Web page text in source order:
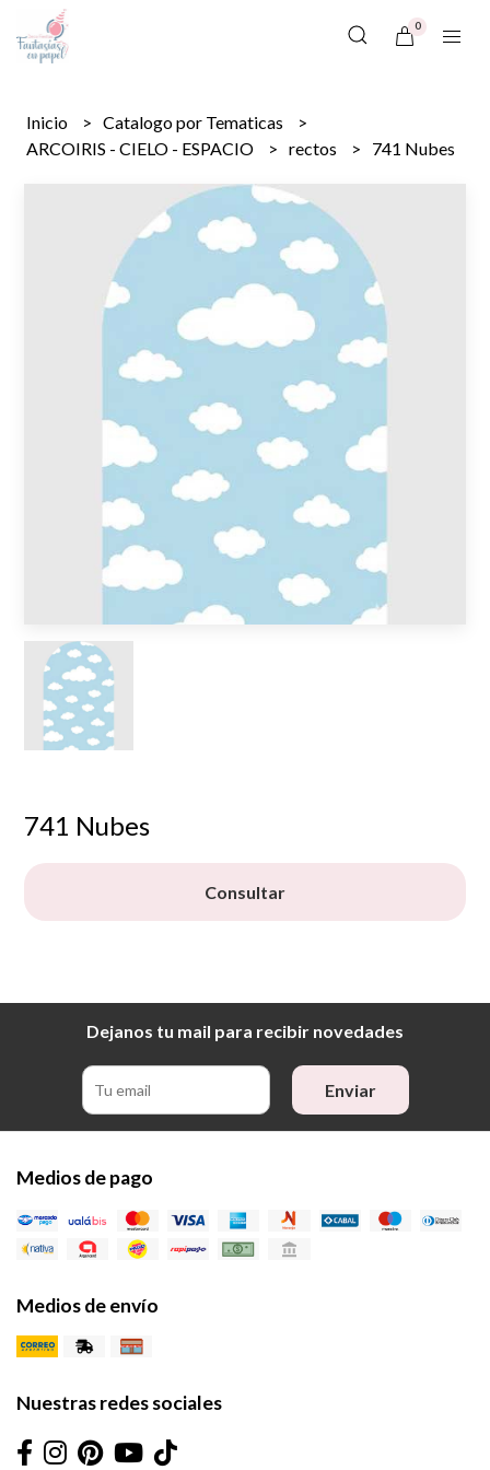
0
Inicio
Catalogo por Tematicas
ARCOIRIS - CIELO - ESPACIO
rectos 741 Nubes
741 Nubes
Consultar
Dejanos tu mail para recibir novedades
Enviar
Medios de pago
Medios de envío
Nuestras redes sociales